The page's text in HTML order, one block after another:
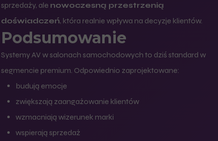
sprzedaży, ale nowoczesną przestrzenią
doświadczeń, która realnie wpływa na decyzje klientów.
Podsumowanie
Systemy AV w salonach samochodowych to dziś standard w
segmencie premium. Odpowiednio zaprojektowane:
budują emocje
zwiększają zaangażowanie klientów
wzmacniają wizerunek marki
wspierają sprzedaż